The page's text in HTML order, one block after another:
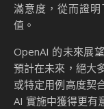
滿意度，從而證
值。
OpenAI 的未來展
預計在未來，絕大
或特定用例高度契
AI 實施中獲得更有